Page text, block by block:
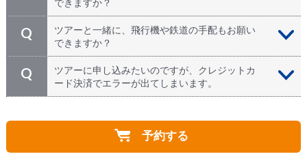
Ｔシャツやジーンズ、半ズボンでなければ、どのような
服装でもお気軽にお楽しみいただけます。
できますか？
A
どうぞご参加ください。日本発のツアーでカナダにお越
しになる方、個人旅行で来られる方、カナダなど海外に
お住まいの方、どなたでもお申込みいただけます！
Q
ツアーと一緒に、飛行機や鉄道の手配もお願い
できますか？
A
もちろん承ります！ カナダ国内で移動される場合の航
空券や鉄道およびバスの乗車券などもお気軽にお申し付
けください。ホテルもH.I.S.だけのお得な料金でご利用
加者情報入力」のメモ欄にご記入の上お問い合わせくだ
Q
ツアーに申し込みたいのですが、クレジットカ
ード決済でエラーが出てしまいます。
お問い合わせください。担当者が直接対応させていただ
予約する